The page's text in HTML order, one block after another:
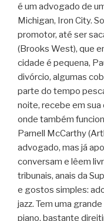
é um advogado de
Michigan, Iron City.
promotor, até ser
(Brooks West), que
cidade é pequena,
divórcio, algumas
parte do tempo
noite, recebe em
onde também
Parnell McCarthy
advogado, mas já
conversam e lêem
tribunais, anais da
e gostos simples:
jazz. Tem uma
piano, bastante